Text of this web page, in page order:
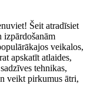
Šeit atradīsiet
izpārdošanām
veikalos,
apskatīt atlaides,
tehnikas,
veikt pirkumus ātri,